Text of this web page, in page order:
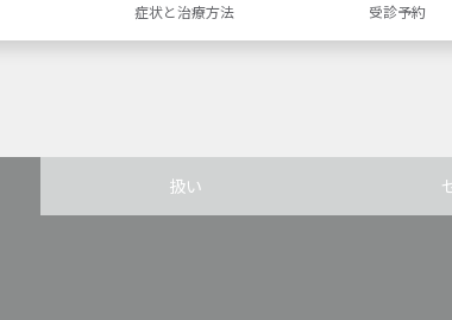
症状と治療方法 受診予約
扱い